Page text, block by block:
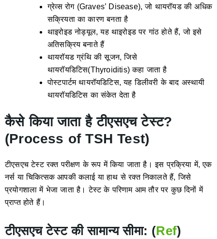
ग्रेव्स रोग (Graves’ Disease), जो थायरॉयड की अधिक
सक्रियता का कारण बनता है
थाइरोइड नोड्यूल, यह थाइरोइड पर गांठ होते हैं, जो इसे
अतिसक्रिय बनाते हैं
थायरॉयड ग्रंथि की सूजन, जिसे
थायरॉयडिटिस(Thyroiditis) कहा जाता है
पोस्टपार्टम थायरॉयडिटिस, यह डिलीवरी के बाद अस्थायी
थायरॉयडिटिस का संकेत देता है
कैसे किया जाता है टीएसएच टेस्ट?
(Process of TSH Test)
टीएसएच टेस्ट रक्त परीक्षण के रूप में किया जाता है। इस प्रक्रिया में, एक
नर्स या चिकित्सक आपकी कलाई या हाथ से रक्त निकालते हैं, जिसे
प्रयोगशाला में भेजा जाता है। टेस्ट के परिणाम आम तौर पर कुछ दिनों में
प्राप्त होते हैं।
टीएसएच टेस्ट की सामान्य सीमा: (Ref)